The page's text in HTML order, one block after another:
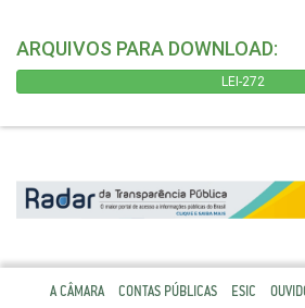
ARQUIVOS PARA DOWNLOAD:
LEI-272
A CÂMARA CONTAS PÚBLICAS ESIC